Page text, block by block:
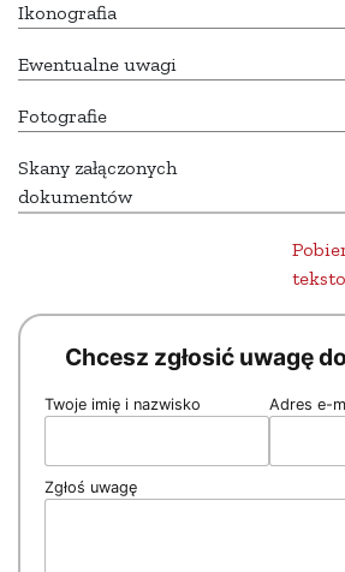
Ikonografia
Ewentualne uwagi
Fotografie
Skany załączonych
dokumentów
Chcesz zgłosić uwagę
Twoje imię i nazwisko Adres e-
Zgłoś uwagę